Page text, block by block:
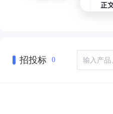
招投标 0